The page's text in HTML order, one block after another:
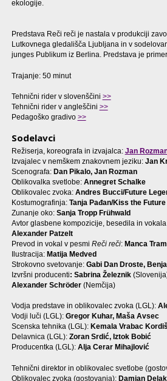
ekologije.
Predstava Reči reči je nastala v produkciji
Lutkovnega gledališča Ljubljana in v
junges Publikum iz Berlina. Predstava je
Trajanje: 50 minut
Tehnični rider v slovenščini >>
Tehnični rider v angleščini >>
Pedagoško gradivo >>
Sodelavci
Režiserja, koreografa in izvajalca: Jan
Izvajalec v nemškem znakovnem jeziku: Jan
Scenografa: Dan Pikalo, Jan Rozman
Oblikovalka svetlobe: Annegret Schalke
Oblikovalec zvoka: Andres Bucci/Future
Kostumografinja: Tanja Pađan/Kiss the Future
Zunanje oko: Sanja Tropp Frühwald
Avtor glasbene kompozicije, besedila in
Alexander Patzelt
Prevod in vokal v pesmi Reči reči: Manca
Ilustracija: Matija Medved
Strokovno svetovanje: Gabi Dan Droste,
Izvršni producenti: Sabrina Železnik
Alexander Schröder (Nemčija)
Vodja predstave in oblikovalec zvoka (LGL):
Vodji luči (LGL): Gregor Kuhar, Maša Avsec
Scenska tehnika (LGL): Kemala Vrabac
Delavnica (LGL): Zoran Srdić, Iztok Bobić
Producentka (LGL): Alja Cerar Mihajlović
Tehnični direktor in oblikovalec svetlobe
Oblikovalec zvoka (gostovanja):Damjan Delak